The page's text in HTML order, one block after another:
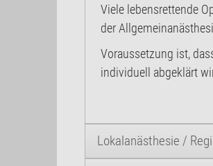
Viele lebensrettende
der
Voraussetzung ist,
individuell abgeklärt
Lokalanästhesie /